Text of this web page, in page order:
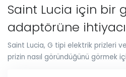
Saint Lucia için bir
adaptörüne
Saint Lucia, G tipi elektrik prizleri
prizin nasıl göründüğünü görmek